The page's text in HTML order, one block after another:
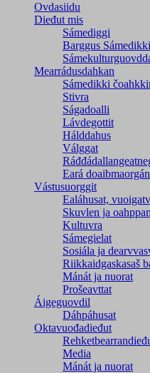
Ovdasiidu
Dieđut mis
Sámediggi
Barggus
Mearrádusdahkan
Sámedikki
Stivra
Ságadoalli
Lávdegottit
Hálddahus
Válggat
Eará
Vástusuorggit
Ealáhusat,
Skuvlen ja
Kultuvra
Sámegielat
Sosiála ja
Riikkaidgaskasaš
Mánát ja nuorat
Prošeavttat
Áigeguovdil
Dáhpáhusat
Oktavuođadieđut
Media
Mánát ja nuorat